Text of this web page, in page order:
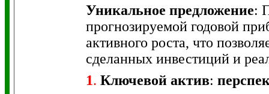
Уникальное предложение:
прогнозируемой годовой
активного роста, что
сделанных инвестиций и
1. Ключевой актив: